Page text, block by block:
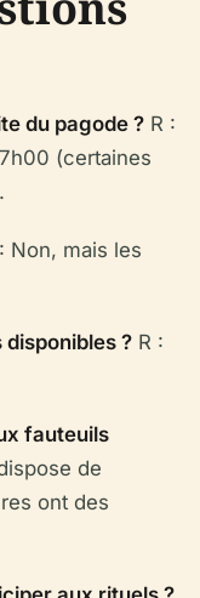
du pagode ? R :
(certaines
Non, mais les
? R :
fauteuils
de
ont des